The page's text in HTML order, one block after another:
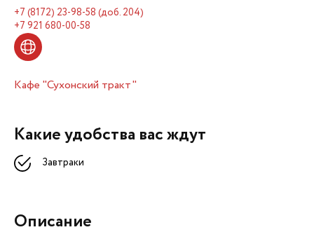
+7 (8172) 23-98-58 (доб. 204)
+7 921 680-00-58
Кафе "Сухонский тракт"
Какие удобства вас ждут
Завтраки
Описание